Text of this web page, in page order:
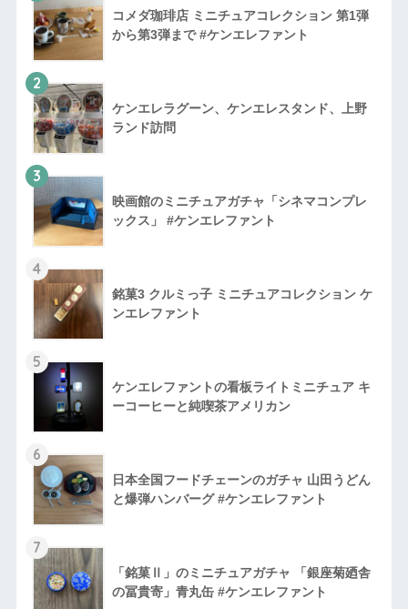
コメダ珈琲店 ミニチュアコレクション 第1弾
から第3弾まで #ケンエレファント
2
ケンエレラグーン、ケンエレスタンド、上野
ランド訪問
3
映画館のミニチュアガチャ「シネマコンプレ
ックス」 #ケンエレファント
4
銘菓3 クルミっ子 ミニチュアコレクション ケ
ンエレファント
5
ケンエレファントの看板ライトミニチュア キ
ーコーヒーと純喫茶アメリカン
6
日本全国フードチェーンのガチャ 山田うどん
と爆弾ハンバーグ #ケンエレファント
7
「銘菓Ⅱ」のミニチュアガチャ 「銀座菊廼舎
の冨貴寄」青丸缶 #ケンエレファント